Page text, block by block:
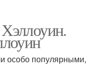
особо популярными,